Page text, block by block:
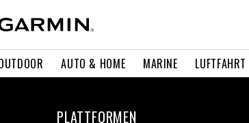
AUTO & HOME MARINE LUFTFAHRT
PLATTFORMEN